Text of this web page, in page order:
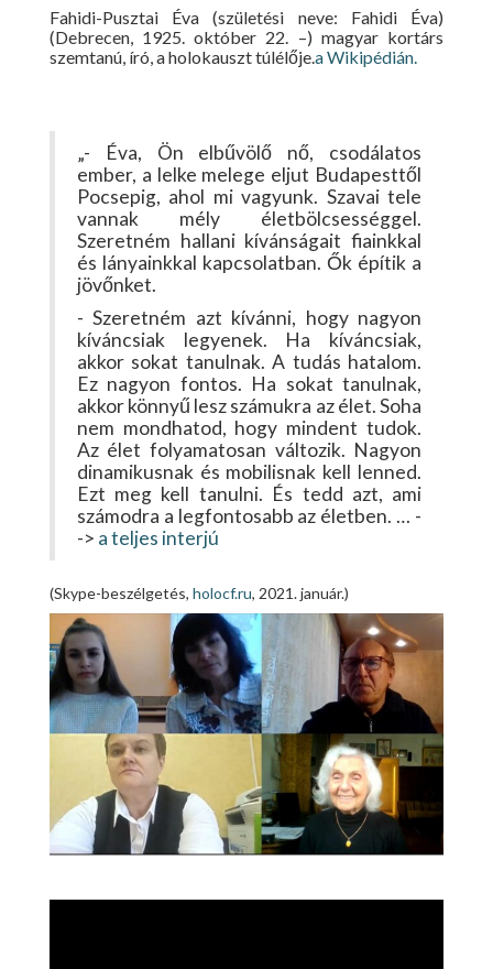
Fahidi-Pusztai Éva (születési neve: Fahidi Éva)
(Debrecen, 1925. október 22. –) magyar kortárs
szemtanú, író, a holokauszt túlélője.a Wikipédián.
„- Éva, Ön elbűvölő nő, csodálatos
ember, a lelke melege eljut Budapesttől
Pocsepig, ahol mi vagyunk. Szavai tele
vannak mély életbölcsességgel.
Szeretném hallani kívánságait fiainkkal
és lányainkkal kapcsolatban. Ők építik a
jövőnket.
- Szeretném azt kívánni, hogy nagyon
kíváncsiak legyenek. Ha kíváncsiak,
akkor sokat tanulnak. A tudás hatalom.
Ez nagyon fontos. Ha sokat tanulnak,
akkor könnyű lesz számukra az élet. Soha
nem mondhatod, hogy mindent tudok.
Az élet folyamatosan változik. Nagyon
dinamikusnak és mobilisnak kell lenned.
Ezt meg kell tanulni. És tedd azt, ami
számodra a legfontosabb az életben. … -
-> a teljes interjú
(Skype-beszélgetés, holocf.ru, 2021. január.)